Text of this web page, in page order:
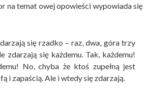
na temat owej opowieści wypowiada się
się rzadko – raz, dwa, góra trzy
zdarzają się każdemu. Tak, każdemu!
No, chyba że ktoś zupełną jest
i zapaścią. Ale i wtedy się zdarzają.